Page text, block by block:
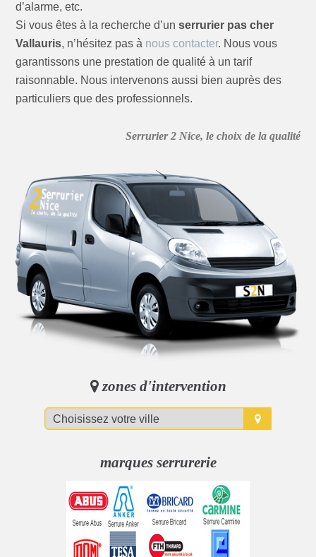
d’alarme, etc.
Si vous êtes à la recherche d’unserrurier pas cher
Vallauris, n’hésitez pas à nous contacter. Nous vous
garantissons une prestation de qualité à un tarif
raisonnable. Nous intervenons aussi bien auprès des
particuliers que des professionnels.
Serrurier 2 Nice, le choix de la qualité
zones d'intervention
marques serrurerie